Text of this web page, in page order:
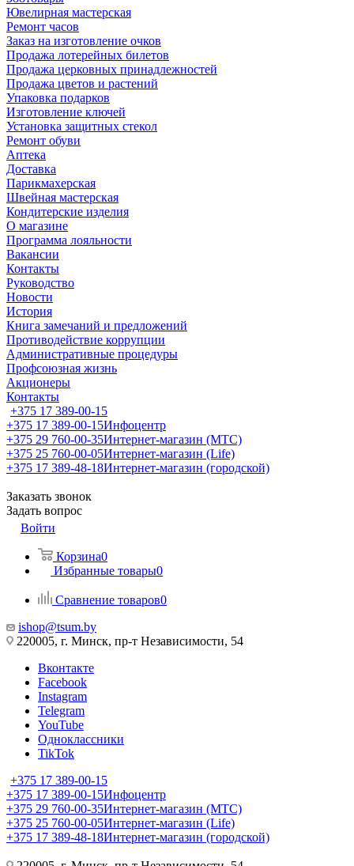
Ювелирная мастерская
Ремонт часов
Заказ на изготовление очков
Продажа лотерейных билетов
Продажа церковных принадлежностей
Продажа цветов и растений
Упаковка подарков
Изготовление ключей
Установка защитных стекол
Ремонт обуви
Аптека
Доставка
Парикмахерская
Швейная мастерская
Кондитерские изделия
О магазине
Программа лояльности
Вакансии
Контакты
Руководство
Новости
История
Книга замечаний и предложений
Противодействие коррупции
Административные процедуры
Профсоюзная жизнь
Акционеры
Контакты
+375 17 389-00-15
+375 17 389-00-15Инфоцентр
+375 29 760-00-35Интернет-магазин (МТС)
+375 25 760-00-05Интернет-магазин (Life)
+375 17 389-48-18Интернет-магазин (городской)
Заказать звонок
Задать вопрос
Войти
Корзина0
Избранные товары0
Сравнение товаров0
ishop@tsum.by
220005, г. Минск, пр-т Независимости, 54
Вконтакте
Facebook
Instagram
Telegram
YouTube
Одноклассники
TikTok
+375 17 389-00-15
+375 17 389-00-15Инфоцентр
+375 29 760-00-35Интернет-магазин (МТС)
+375 25 760-00-05Интернет-магазин (Life)
+375 17 389-48-18Интернет-магазин (городской)